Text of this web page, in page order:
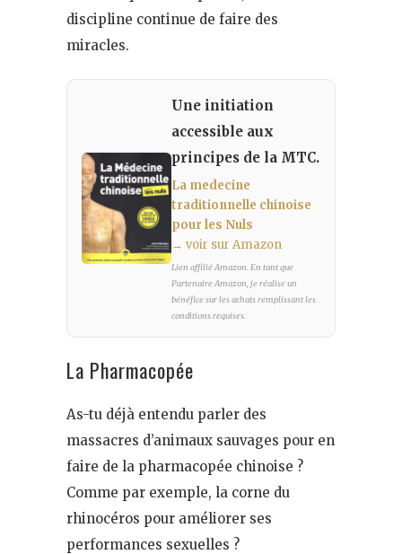
discipline continue de faire des
miracles.
Une initiation
accessible aux
principes de la MTC.
La medecine
traditionnelle chinoise
pour les Nuls
→ voir sur Amazon
Lien affilié Amazon. En tant que
Partenaire Amazon, je réalise un
bénéfice sur les achats remplissant les
conditions requises.
La Pharmacopée
As-tu déjà entendu parler des
massacres d’animaux sauvages pour en
faire de la pharmacopée chinoise ?
Comme par exemple, la corne du
rhinocéros pour améliorer ses
performances sexuelles ?